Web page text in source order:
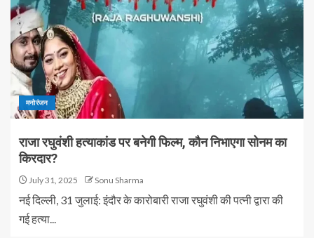
मनोरंजन
राजा रघुवंशी हत्याकांड पर बनेगी फिल्म, कौन निभाएगा सोनम का
किरदार?
July 31, 2025 Sonu Sharma
नई दिल्ली, 31 जुलाई: इंदौर के कारोबारी राजा रघुवंशी की पत्नी द्वारा की
गई हत्या...